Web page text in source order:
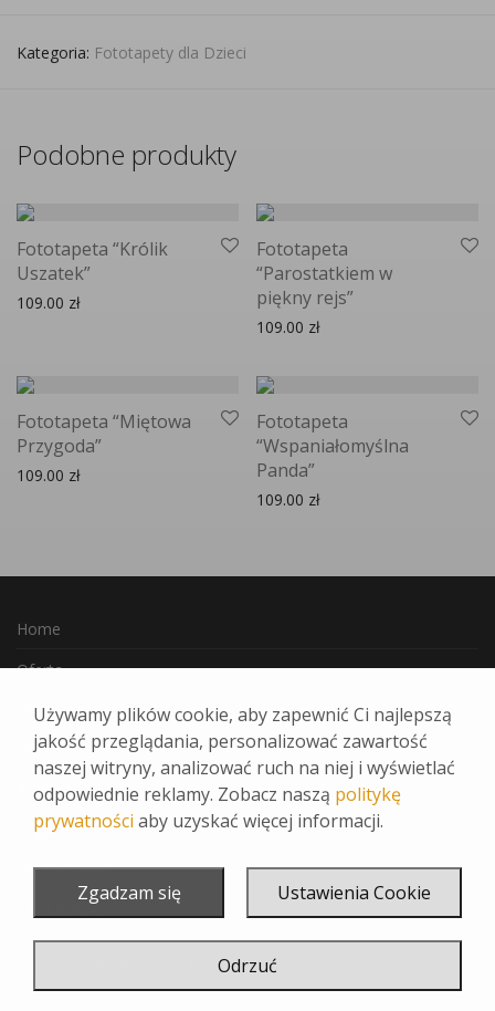
Kategoria: Fototapety dla Dzieci
Podobne produkty
Fototapeta “Królik
Uszatek”
109.00 zł
Fototapeta
“Parostatkiem w
piękny rejs”
109.00 zł
Fototapeta “Miętowa
Przygoda”
109.00 zł
Fototapeta
“Wspaniałomyślna
Panda”
109.00 zł
Home
Oferta
Jak Zamawiać
Ulubione
Kontakt
Regulamin
INSTAGRAM
FACEBOOK
www.reklamadesign.pl
Używamy plików cookie, aby zapewnić Ci najlepszą
jakość przeglądania, personalizować zawartość
naszej witryny, analizować ruch na niej i wyświetlać
odpowiednie reklamy. Zobacz naszą politykę
prywatności aby uzyskać więcej informacji.
Zgadzam się Ustawienia Cookie
Odrzuć